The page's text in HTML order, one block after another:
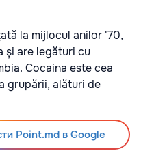
la mijlocul anilor '70,
şi are legături cu
Cocaina este cea
grupării, alături de
Point.md в Google